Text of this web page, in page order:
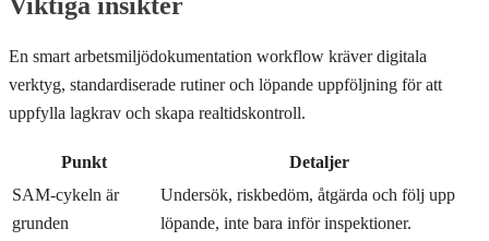
Viktiga insikter
En smart arbetsmiljödokumentation workflow kräver digitala
verktyg, standardiserade rutiner och löpande uppföljning för att
uppfylla lagkrav och skapa realtidskontroll.
Punkt
Detaljer
SAM-cykeln är
grunden
Undersök, riskbedöm, åtgärda och följ upp
löpande, inte bara inför inspektioner.